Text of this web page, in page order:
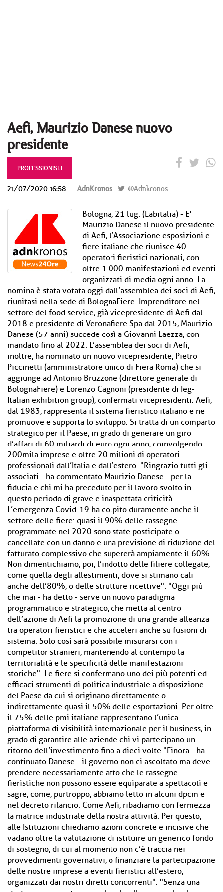
Aefi, Maurizio Danese nuovo
presidente
PROFESSIONISTI
21/07/2020 16:58 AdnKronos @Adnkronos
Bologna, 21 lug. (Labitalia) - E'
Maurizio Danese il nuovo presidente
di Aefi, l’Associazione esposizioni e
fiere italiane che riunisce 40
operatori fieristici nazionali, con
oltre 1.000 manifestazioni ed eventi
organizzati di media ogni anno. La
nomina è stata votata oggi dall’assemblea dei soci di Aefi,
riunitasi nella sede di BolognaFiere. Imprenditore nel
settore del food service, già vicepresidente di Aefi dal
2018 e presidente di Veronafiere Spa dal 2015, Maurizio
Danese (57 anni) succede così a Giovanni Laezza, con
mandato fino al 2022. L’assemblea dei soci di Aefi,
inoltre, ha nominato un nuovo vicepresidente, Pietro
Piccinetti (amministratore unico di Fiera Roma) che si
aggiunge ad Antonio Bruzzone (direttore generale di
BolognaFiere) e Lorenzo Cagnoni (presidente di Ieg-
Italian exhibition group), confermati vicepresidenti. Aefi,
dal 1983, rappresenta il sistema fieristico italiano e ne
promuove e supporta lo sviluppo. Si tratta di un comparto
strategico per il Paese, in grado di generare un giro
d’affari di 60 miliardi di euro ogni anno, coinvolgendo
200mila imprese e oltre 20 milioni di operatori
professionali dall’Italia e dall’estero. "Ringrazio tutti gli
associati - ha commentato Maurizio Danese - per la
fiducia e chi mi ha preceduto per il lavoro svolto in
questo periodo di grave e inaspettata criticità.
L’emergenza Covid-19 ha colpito duramente anche il
settore delle fiere: quasi il 90% delle rassegne
programmate nel 2020 sono state posticipate o
cancellate con un danno e una previsione di riduzione del
fatturato complessivo che supererà ampiamente il 60%.
Non dimentichiamo, poi, l’indotto delle filiere collegate,
come quella degli allestimenti, dove si stimano cali
anche dell’80%, o delle strutture ricettive". "Oggi più
che mai - ha detto - serve un nuovo paradigma
programmatico e strategico, che metta al centro
dell’azione di Aefi la promozione di una grande alleanza
tra operatori fieristici e che acceleri anche su fusioni di
sistema. Solo così sarà possibile misurarsi con i
competitor stranieri, mantenendo al contempo la
territorialità e le specificità delle manifestazioni
storiche". Le fiere si confermano uno dei più potenti ed
efficaci strumenti di politica industriale a disposizione
del Paese da cui si originano direttamente o
indirettamente quasi il 50% delle esportazioni. Per oltre
il 75% delle pmi italiane rappresentano l’unica
piattaforma di visibilità internazionale per il business, in
grado di garantire alle aziende chi vi partecipano un
ritorno dell’investimento fino a dieci volte."Finora - ha
continuato Danese - il governo non ci ascoltato ma deve
prendere necessariamente atto che le rassegne
fieristiche non possono essere equiparate a spettacoli e
sagre, come, purtroppo, abbiamo letto in alcuni dpcm e
nel decreto rilancio. Come Aefi, ribadiamo con fermezza
la matrice industriale della nostra attività. Per questo,
alle Istituzioni chiediamo azioni concrete e incisive che
vadano oltre la valutazione di istituire un generico fondo
di sostegno, di cui al momento non c’è traccia nei
provvedimenti governativi, o finanziare la partecipazione
delle nostre imprese a eventi fieristici all’estero,
organizzati dai nostri diretti concorrenti". "Senza una